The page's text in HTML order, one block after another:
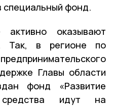
специальный фонд.
активно оказывают
Так, в регионе по
Главы области
фонд «Развитие
идут на